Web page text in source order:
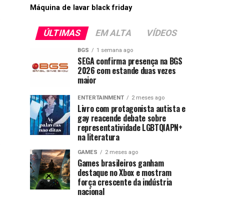
Máquina de lavar black friday
ÚLTIMAS EM ALTA VÍDEOS
BGS 1 semana ago
SEGA confirma presença na BGS
2026 com estande duas vezes
maior
ENTERTAINMENT 2 meses ago
Livro com protagonista autista e
gay reacende debate sobre
representatividade LGBTQIAPN+
na literatura
GAMES 2 meses ago
Games brasileiros ganham
destaque no Xbox e mostram
força crescente da indústria
nacional